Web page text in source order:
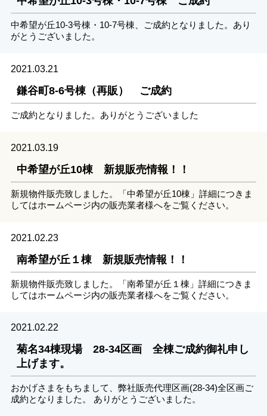
中希望が丘10-3号棟・10-7号棟、ご成約となりました。あり
がとうございました。
2021.03.21
鎌谷町8-6号棟（再販） ご成約
ご成約となりました。ありがとうございました
2021.03.19
中希望が丘10棟 新規販売情報！！
新規物件販売致しました。「中希望が丘10棟」詳細につきま
してはホームページ内の販売業者様へをご覧ください。
2021.02.23
南希望が丘１棟 新規販売情報！！
新規物件販売致しました。「南希望が丘１棟」詳細につきま
してはホームページ内の販売業者様へをご覧ください。
2021.02.22
菊名34棟現場 28-34区画 全棟ご成約御礼申し
上げます。
おかげさまをもちまして、弊社販売代理区画(28-34)全区画ご
成約となりました。 ありがとうございました。